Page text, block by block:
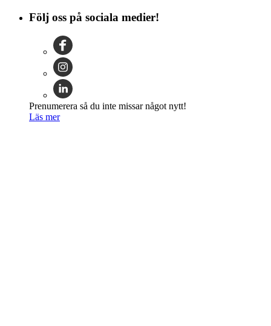
Följ oss på sociala medier!
Prenumerera så du inte missar något nytt!
Läs mer